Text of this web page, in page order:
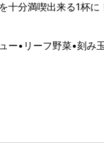
十分満喫出来る1杯に
•リーフ野菜•刻み